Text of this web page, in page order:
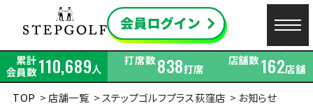
累計
会員数110,689人
打席数838打席
店舗数162店舗
TOP
店舗一覧 ステップゴルフプラス荻窪店
お知らせ